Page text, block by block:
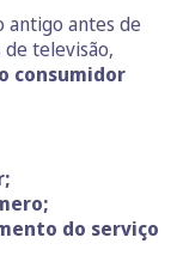
antigo antes de
televisão,
consumidor
do serviço